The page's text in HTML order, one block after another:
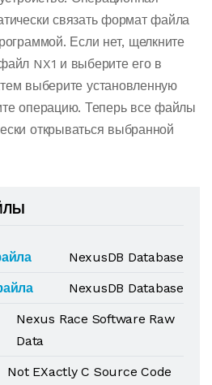
связать формат файла
Если нет, щелкните
NX1 и выберите его в
выберите установленную
операцию. Теперь все файлы
открываться выбранной
NexusDB Database
NexusDB Database
Nexus Race Software Raw
Data
Not EXactly C Source Code